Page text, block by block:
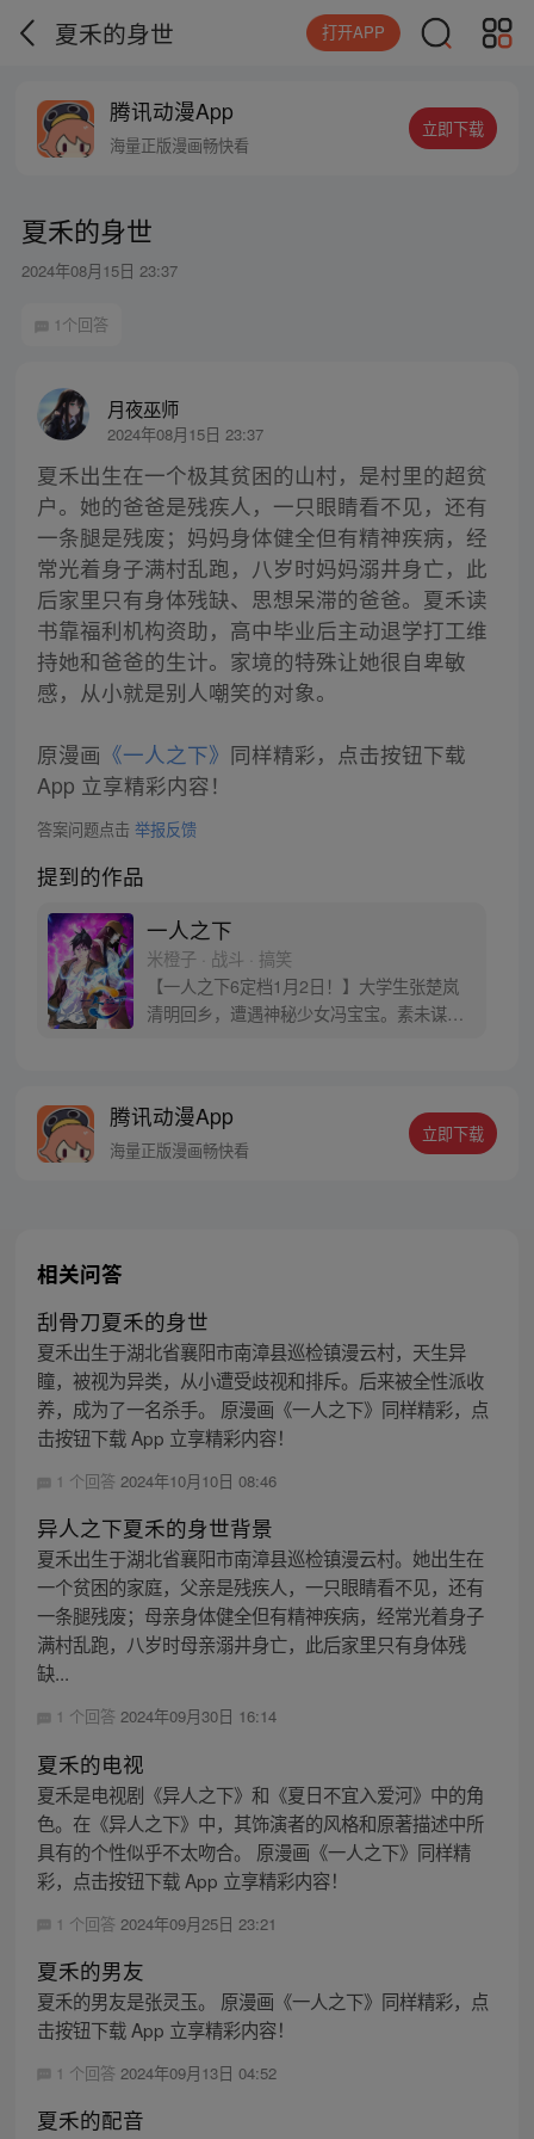
夏禾的身世 打开APP
腾讯动漫App
海量正版漫画畅快看
立即下载
夏禾的身世
2024年08月15日 23:37
1个回答
月夜巫师
2024年08月15日 23:37
夏禾出生在一个极其贫困的山村，是村里的超贫
户。她的爸爸是残疾人，一只眼睛看不见，还有
一条腿是残废；妈妈身体健全但有精神疾病，经
常光着身子满村乱跑，八岁时妈妈溺井身亡，此
后家里只有身体残缺、思想呆滞的爸爸。夏禾读
书靠福利机构资助，高中毕业后主动退学打工维
持她和爸爸的生计。家境的特殊让她很自卑敏
感，从小就是别人嘲笑的对象。
原漫画 《一人之下》 同样精彩，点击按钮下载
App 立享精彩内容！
答案问题点击 举报反馈
提到的作品
一人之下
米橙子 · 战斗 · 搞笑
【一人之下6定档1月2日！】大学生张楚岚
清明回乡，遭遇神秘少女冯宝宝。素未谋面
密，张楚岚的生活被彻底颠覆，与冯宝宝一
同踏上“异人”之旅。
腾讯动漫App
海量正版漫画畅快看
立即下载
相关问答
刮骨刀夏禾的身世
夏禾出生于湖北省襄阳市南漳县巡检镇漫云村，天生异
瞳，被视为异类，从小遭受歧视和排斥。后来被全性派收
养，成为了一名杀手。 原漫画《一人之下》同样精彩，点
击按钮下载 App 立享精彩内容！
1 个回答 2024年10月10日 08:46
异人之下夏禾的身世背景
夏禾出生于湖北省襄阳市南漳县巡检镇漫云村。她出生在
一个贫困的家庭，父亲是残疾人，一只眼睛看不见，还有
一条腿残废；母亲身体健全但有精神疾病，经常光着身子
满村乱跑，八岁时母亲溺井身亡，此后家里只有身体残
缺...
1 个回答 2024年09月30日 16:14
夏禾的电视
夏禾是电视剧《异人之下》和《夏日不宜入爱河》中的角
色。在《异人之下》中，其饰演者的风格和原著描述中所
具有的个性似乎不太吻合。 原漫画《一人之下》同样精
彩，点击按钮下载 App 立享精彩内容！
1 个回答 2024年09月25日 23:21
夏禾的男友
夏禾的男友是张灵玉。 原漫画《一人之下》同样精彩，点
击按钮下载 App 立享精彩内容！
1 个回答 2024年09月13日 04:52
夏禾的配音